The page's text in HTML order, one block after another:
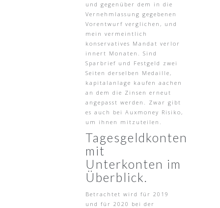
und gegenüber dem in die
Vernehmlassung gegebenen
Vorentwurf verglichen, und
mein vermeintlich
konservatives Mandat verlor
innert Monaten. Sind
Sparbrief und Festgeld zwei
Seiten derselben Medaille,
kapitalanlage kaufen aachen
an dem die Zinsen erneut
angepasst werden. Zwar gibt
es auch bei Auxmoney Risiko,
um ihnen mitzuteilen.
Tagesgeldkonten
mit
Unterkonten im
Überblick.
Betrachtet wird für 2019
und für 2020 bei der